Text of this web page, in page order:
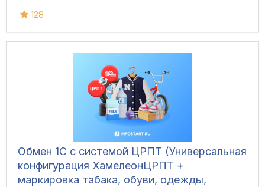
128
Обмен 1С с системой ЦРПТ (Универсальная
конфигурация ХамелеонЦРПТ +
маркировка табака, обуви, одежды,